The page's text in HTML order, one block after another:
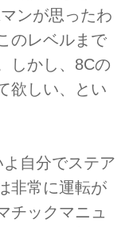
ンが思ったわ
のレベルまで
しかし、8Cの
欲しい、とい
自分でステア
非常に運転が
チックマニュ